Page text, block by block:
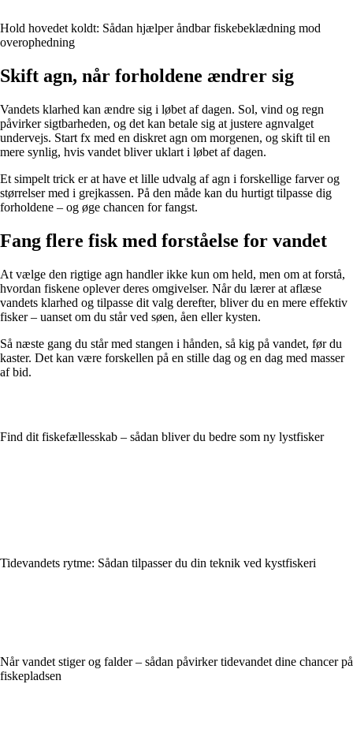
Hold hovedet koldt: Sådan hjælper åndbar fiskebeklædning mod
overophedning
Skift agn, når forholdene ændrer sig
Vandets klarhed kan ændre sig i løbet af dagen. Sol, vind og regn
påvirker sigtbarheden, og det kan betale sig at justere agnvalget
undervejs. Start fx med en diskret agn om morgenen, og skift til en
mere synlig, hvis vandet bliver uklart i løbet af dagen.
Et simpelt trick er at have et lille udvalg af agn i forskellige farver og
størrelser med i grejkassen. På den måde kan du hurtigt tilpasse dig
forholdene – og øge chancen for fangst.
Fang flere fisk med forståelse for vandet
At vælge den rigtige agn handler ikke kun om held, men om at forstå,
hvordan fiskene oplever deres omgivelser. Når du lærer at aflæse
vandets klarhed og tilpasse dit valg derefter, bliver du en mere effektiv
fisker – uanset om du står ved søen, åen eller kysten.
Så næste gang du står med stangen i hånden, så kig på vandet, før du
kaster. Det kan være forskellen på en stille dag og en dag med masser
af bid.
Find dit fiskefællesskab – sådan bliver du bedre som ny lystfisker
Tidevandets rytme: Sådan tilpasser du din teknik ved kystfiskeri
Når vandet stiger og falder – sådan påvirker tidevandet dine chancer på
fiskepladsen